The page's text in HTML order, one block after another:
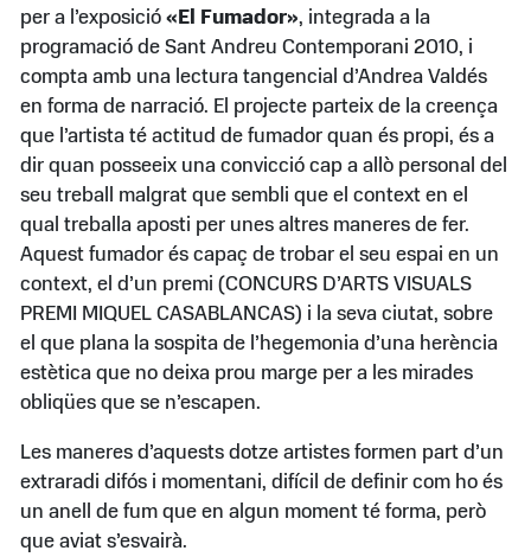
per a l’exposició«El Fumador», integrada a la
programació de Sant Andreu Contemporani 2010, i
compta amb una lectura tangencial d’Andrea Valdés
en forma de narració. El projecte parteix de la creença
que l’artista té actitud de fumador quan és propi, és a
dir quan posseeix una convicció cap a allò personal del
seu treball malgrat que sembli que el context en el
qual treballa aposti per unes altres maneres de fer.
Aquest fumador és capaç de trobar el seu espai en un
context, el d’un premi (CONCURS D’ARTS VISUALS
PREMI MIQUEL CASABLANCAS) i la seva ciutat, sobre
el que plana la sospita de l’hegemonia d’una herència
estètica que no deixa prou marge per a les mirades
obliqües que se n’escapen.
Les maneres d’aquests dotze artistes formen part d’un
extraradi difós i momentani, difícil de definir com ho és
un anell de fum que en algun moment té forma, però
que aviat s’esvairà.